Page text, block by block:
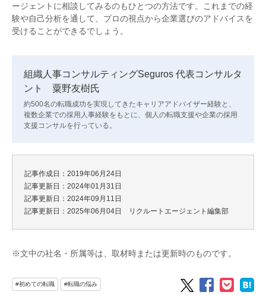
ージェントに相談してみるのもひとつの方法です。これまでの経
験や自己分析を通して、プロの視点から企業選びのアドバイスを
受けることができるでしょう。
組織人事コンサルティングSeguros 代表コンサルタ
ント 粟野友樹氏
約500名の転職成功を実現してきたキャリアアドバイザー経験と、
複数企業での採用人事経験をもとに、個人の転職支援や企業の採用
支援コンサルを行っている。
記事作成日：2019年06月24日
記事更新日：2024年01月31日
記事更新日：2024年09月11日
記事更新日：2025年06月04日 リクルートエージェント編集部
※文中の社名・所属等は、取材時または更新時のものです。
#初めての転職 #転職の悩み